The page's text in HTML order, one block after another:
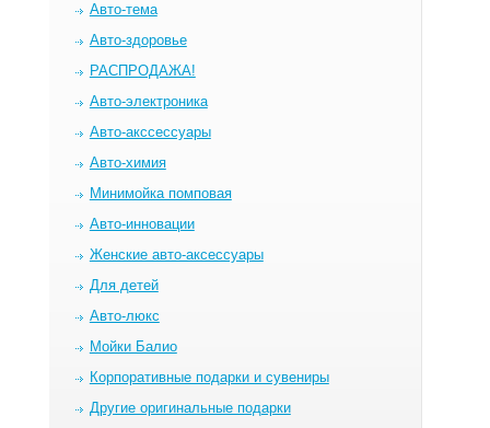
Авто-тема
Авто-здоровье
РАСПРОДАЖА!
Авто-электроника
Авто-акссессуары
Авто-химия
Минимойка помповая
Авто-инновации
Женские авто-аксессуары
Для детей
Авто-люкс
Мойки Балио
Корпоративные подарки и сувениры
Другие оригинальные подарки